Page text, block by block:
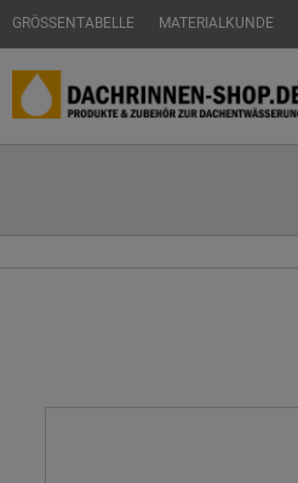
GRÖSSENTABELLE MATERIALKUNDE